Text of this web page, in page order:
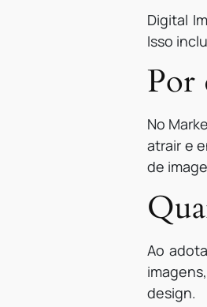
Digital
Isso
Por
No
atrair e
de
Ao
design.